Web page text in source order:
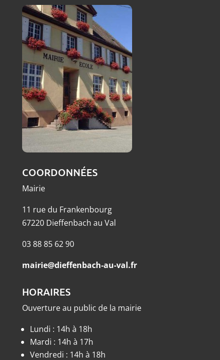
COORDONNÉES
Mairie
11 rue du Frankenbourg
67220 Dieffenbach au Val
03 88 85 62 90
mairie@dieffenbach-au-val.fr
HORAIRES
Ouverture au public de la mairie
Lundi : 14h à 18h
Mardi : 14h à 17h
Vendredi : 14h à 18h